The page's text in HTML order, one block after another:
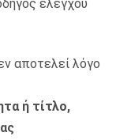
ελέγχου
αποτελεί λόγο
ή τίτλο,